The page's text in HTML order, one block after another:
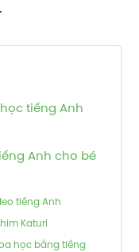
tiếng Anh
Anh cho bé
tiếng Anh
Katuri
học bằng tiếng